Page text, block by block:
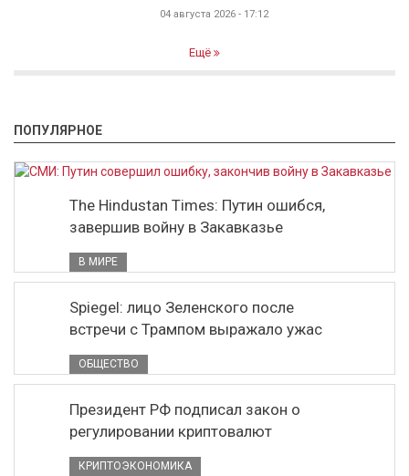
04 августа 2026 - 17:12
Ещё
ПОПУЛЯРНОЕ
The Hindustan Times: Путин ошибся,
завершив войну в Закавказье
В МИРЕ
Spiegel: лицо Зеленского после
встречи с Трампом выражало ужас
ОБЩЕСТВО
Президент РФ подписал закон о
регулировании криптовалют
КРИПТОЭКОНОМИКА